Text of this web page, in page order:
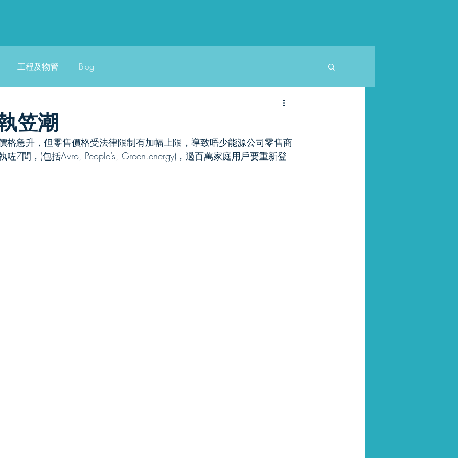
工程及物管 Blog
笠潮
升，但零售價格受法律限制有加幅上限，導致唔少能源公司零售商
咗7間，(包括Avro, People’s, Green.energy)，過百萬家庭用戶要重新登